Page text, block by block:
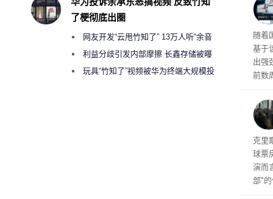
0英
当
斯顿
保护
传
随着
基于
出强
前数
限
粒的
频水
导演
克里
球票
演而
部"
了梗彻底出圈
网友开发“云甩竹知了” 13万人听“余音
绕梁”利益分歧引发内部摩擦 长鑫存储被曝
曾将华为驻场工程师驱逐出研发基地
玩具“竹知了”视频被华为终端大规模投